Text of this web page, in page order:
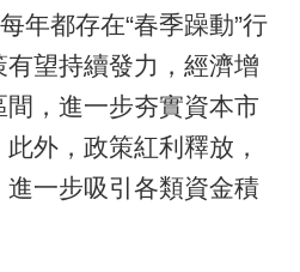
年都存在“春季躁動”行
望持續發力，經濟增
，進一步夯實資本市
外，政策紅利釋放，
一步吸引各類資金積